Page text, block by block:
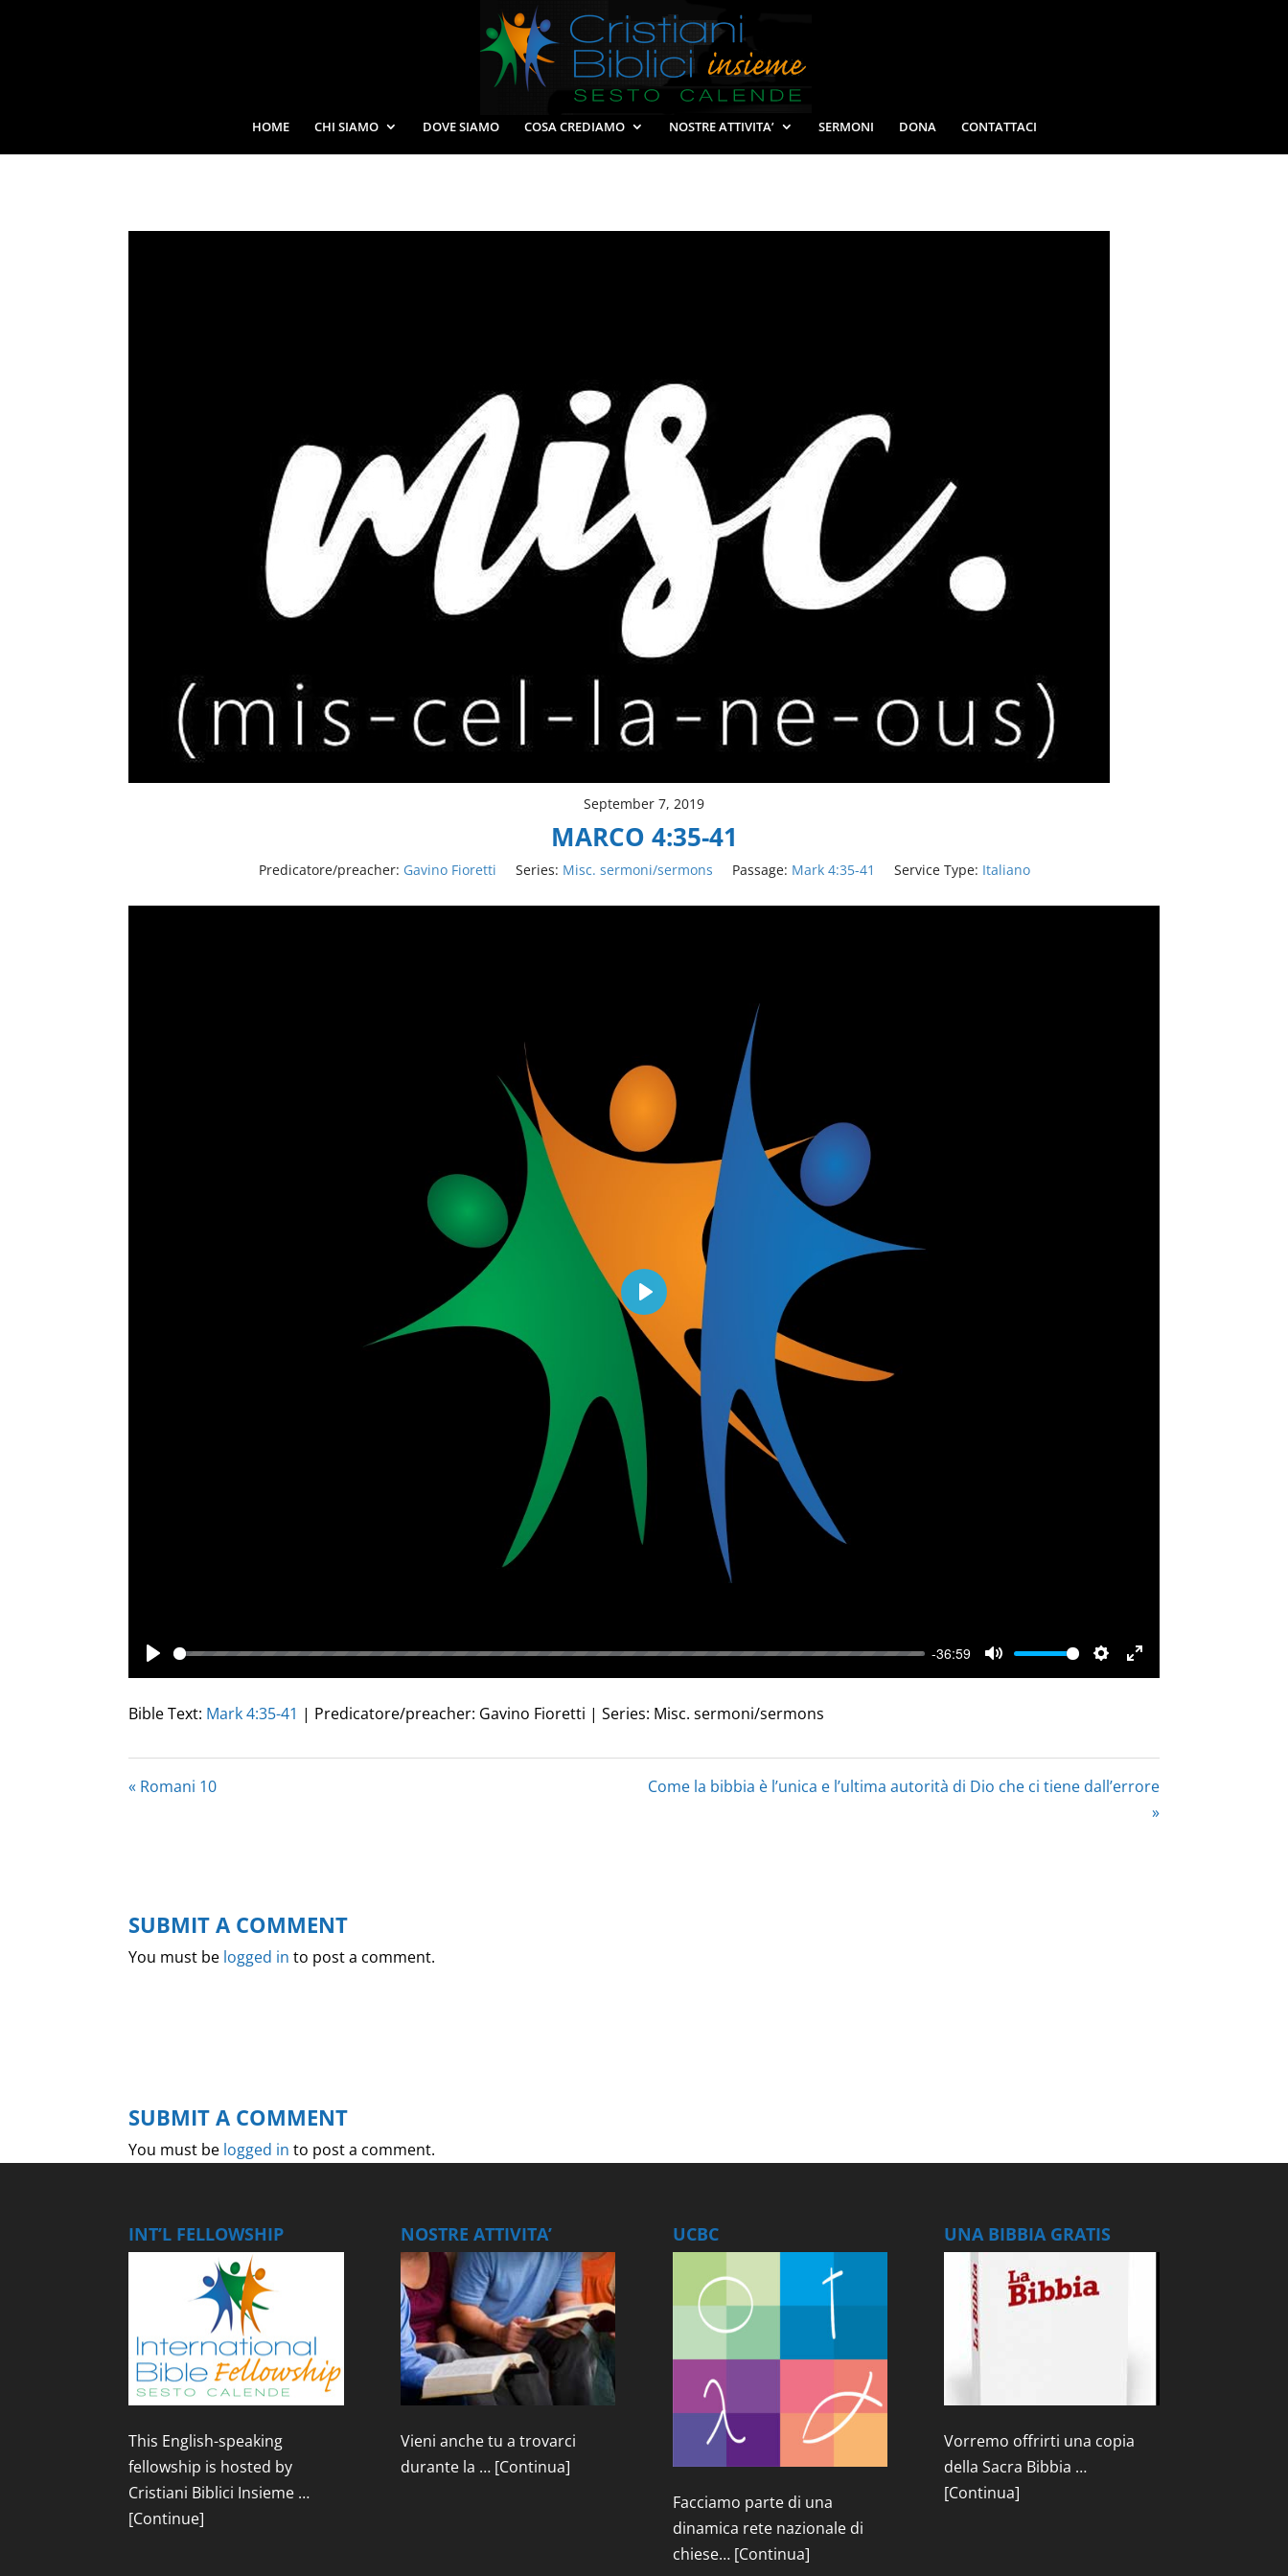
HOME CHI SIAMO DOVE SIAMO COSA CREDIAMO NOSTRE ATTIVITA’ SERMONI DONA CONTATTACI
September 7, 2019
MARCO 4:35-41
Predicatore/preacher: Gavino Fioretti Series: Misc. sermoni/sermons Passage: Mark 4:35-41 Service Type: Italiano
Play
-36:59
Mute Settings
Enter
Play
Bible Text: Mark 4:35-41 | Predicatore/preacher: Gavino Fioretti | Series: Misc. sermoni/sermons
« Romani 10
Come la bibbia è l’unica e l’ultima autorità di Dio che ci tiene dall’errore
»
SUBMIT A COMMENT
You must be logged in to post a comment.
SUBMIT A COMMENT
You must be logged in to post a comment.
INT’L FELLOWSHIP
This English-speaking
fellowship is hosted by
Cristiani Biblici Insieme …
[Continue]
NOSTRE ATTIVITA’
Vieni anche tu a trovarci
durante la … [Continua]
UCBC
Facciamo parte di una
dinamica rete nazionale di
chiese… [Continua]
UNA BIBBIA GRATIS
Vorremo offrirti una copia
della Sacra Bibbia …
[Continua]